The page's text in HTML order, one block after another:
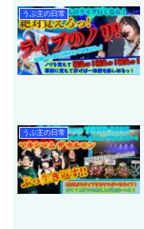
うぷ主の日常
うぷ主の日常